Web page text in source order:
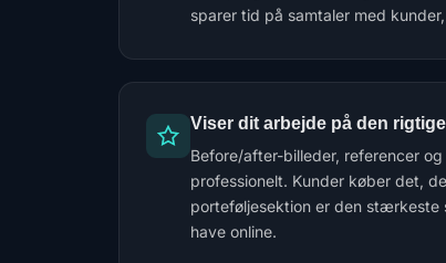
sparer tid på samtaler med
Viser dit arbejde på den
Before/after-billeder, referencer
professionelt. Kunder køber det,
porteføljesektion er den
have online.